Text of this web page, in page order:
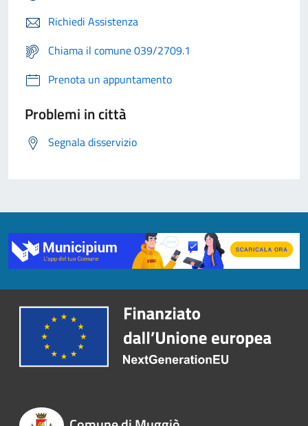
Richiedi Assistenza
Chiama il comune 039/2709.1
Prenota un appuntamento
Problemi in città
Segnala disservizio